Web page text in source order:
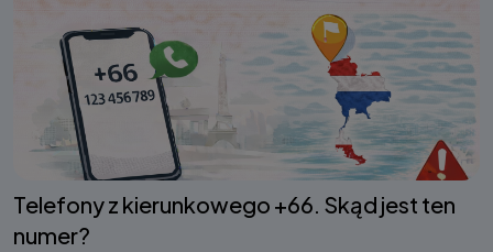
Telefony z kierunkowego +66. Skąd jest ten
numer?